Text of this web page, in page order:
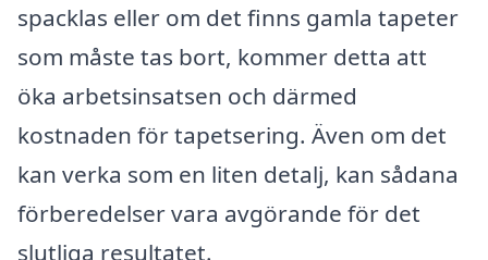
spacklas eller om det finns gamla tapeter
som måste tas bort, kommer detta att
öka arbetsinsatsen och därmed
kostnaden för tapetsering. Även om det
kan verka som en liten detalj, kan sådana
förberedelser vara avgörande för det
slutliga resultatet.